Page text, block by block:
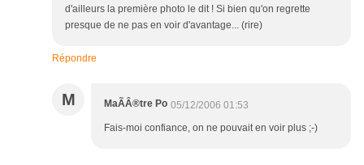
d'ailleurs la première photo le dit ! Si bien qu'on regrette
presque de ne pas en voir d'avantage... (rire)
Répondre
M MaÃÂ®tre Po 05/12/2006 01:53
Fais-moi confiance, on ne pouvait en voir plus ;-)